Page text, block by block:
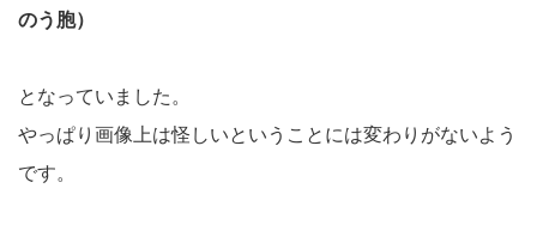
のう胞）
となっていました。
やっぱり画像上は怪しいということには変わりがないよう
です。